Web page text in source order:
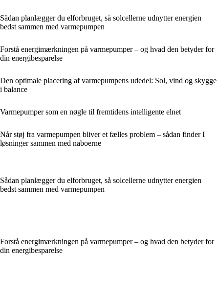
Sådan planlægger du elforbruget, så solcellerne udnytter energien
bedst sammen med varmepumpen
Forstå energimærkningen på varmepumper – og hvad den betyder for
din energibesparelse
Den optimale placering af varmepumpens udedel: Sol, vind og skygge
i balance
Varmepumper som en nøgle til fremtidens intelligente elnet
Når støj fra varmepumpen bliver et fælles problem – sådan finder I
løsninger sammen med naboerne
Sådan planlægger du elforbruget, så solcellerne udnytter energien
bedst sammen med varmepumpen
Forstå energimærkningen på varmepumper – og hvad den betyder for
din energibesparelse